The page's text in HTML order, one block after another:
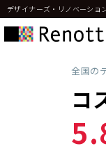
デザイナーズ・リノベーショ
全国の
コ